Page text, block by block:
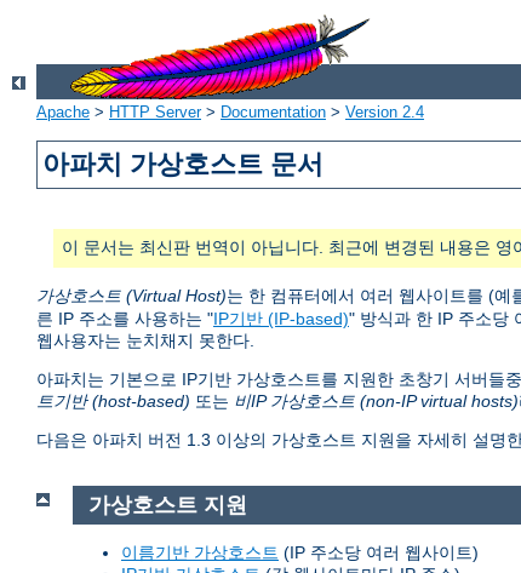
Apache > HTTP Server> Documentation > Version 2.4
아파치 가상호스트 문서
이 문서는 최신판 번역이 아닙니다. 최근에 변경된 내용은 영
가상호스트 (Virtual Host)는 한 컴퓨터에서 여러 웹사이트를 (예
른 IP 주소를 사용하는 "IP기반 (IP-based)" 방식과 한 IP 주소당
웹사용자는 눈치채지 못한다.
아파치는 기본으로 IP기반 가상호스트를 지원한 초창기 서버들
트기반 (host-based) 또는 비IP 가상호스트 (non-IP virtual hosts)
다음은 아파치 버전 1.3 이상의 가상호스트 지원을 자세히 설명
가상호스트 지원
이름기반 가상호스트 (IP 주소당 여러 웹사이트)